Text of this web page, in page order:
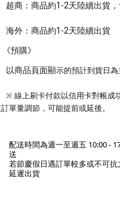
約1-2天陸續出貨，會
品約1-2天陸續出貨
》
頁面顯示的預計到貨日
款以信用卡對帳成功時
單量調節，可能提前或延後。
配送時間為週一至週五 10:00 -
送
若節慶假日遇訂單較多或不可
延遲出貨